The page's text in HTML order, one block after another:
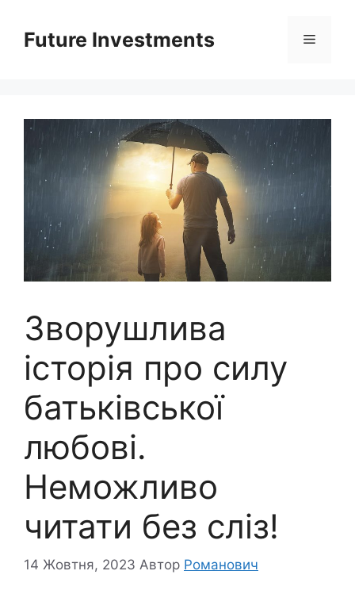
вмістуFuture Investments Меню
Зворушлива
історія про силу
батьківської
любові.
Неможливо
читати без сліз!
14 Жовтня, 2023 Автор Романович